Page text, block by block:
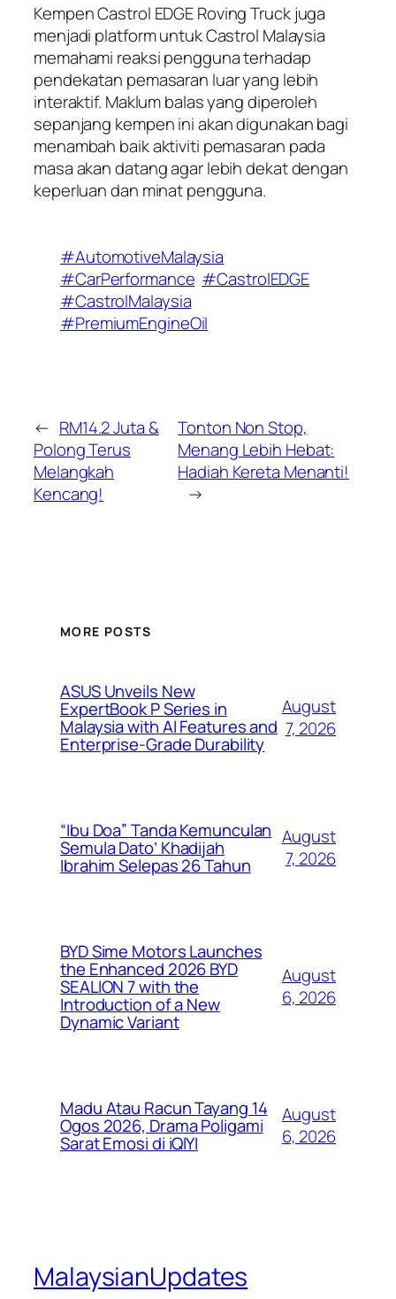
Kempen Castrol EDGE Roving Truck juga
menjadi platform untuk Castrol Malaysia
memahami reaksi pengguna terhadap
pendekatan pemasaran luar yang lebih
interaktif. Maklum balas yang diperoleh
sepanjang kempen ini akan digunakan bagi
menambah baik aktiviti pemasaran pada
masa akan datang agar lebih dekat dengan
keperluan dan minat pengguna.
#AutomotiveMalaysia
#CarPerformance #CastrolEDGE
#CastrolMalaysia
#PremiumEngineOil
← RM14.2 Juta &
Polong Terus
Melangkah
Kencang!
Tonton Non Stop,
Menang Lebih Hebat:
Hadiah Kereta Menanti!
→
MORE POSTS
ASUS Unveils New
ExpertBook P Series in
Malaysia with AI Features and
Enterprise-Grade Durability
August
7, 2026
“Ibu Doa” Tanda Kemunculan
Semula Dato’ Khadijah
Ibrahim Selepas 26 Tahun
August
7, 2026
BYD Sime Motors Launches
the Enhanced 2026 BYD
SEALION 7 with the
Introduction of a New
Dynamic Variant
August
6, 2026
Madu Atau Racun Tayang 14
Ogos 2026, Drama Poligami
Sarat Emosi di iQIYI
August
6, 2026
MalaysianUpdates